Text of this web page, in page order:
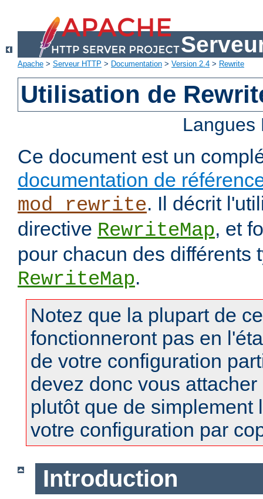
Apache > Serveur HTTP > Documentation > Version 2.4 > Rewrite
Utilisation de
Ce document est un
documentation de
mod_rewrite. Il décrit
directive RewriteMap, et
pour chacun des différents
RewriteMap.
Notez que la plupart de
fonctionneront pas en
de votre configuration
devez donc vous
plutôt que de simplement
votre configuration par
Introduction